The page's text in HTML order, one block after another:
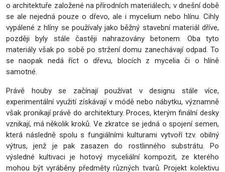
o architektuře založené na přírodních materiálech; v dnešní době
se ale nejedná pouze o dřevo, ale i mycelium nebo hlínu. Cihly
vypálené z hlíny se používaly jako běžný stavební materiál dříve,
později byly stále častěji nahrazovány betonem. Oba tyto
materiály však po sobě po stržení domu zanechávají odpad. To
se naopak nedá říct o dřevu, blocích z mycelia či o hlíně
samotné.
Právě houby se začínají používat v designu stále více,
experimentální využití získávají v módě nebo nábytku, významně
však pronikají právě do architektury. Proces, kterým finální desky
vznikají, má několik kroků. Ve zkratce se jedná o spojení semen,
která následně spolu s fungiálními kulturami vytvoří tzv. obilný
výtrus, jenž je pak zasazen do rostlinného substrátu. Po
výsledné kultivaci je hotový myceliální kompozit, ze kterého
mohou být vyráběny předměty různých tvarů. Projekt kolektivu